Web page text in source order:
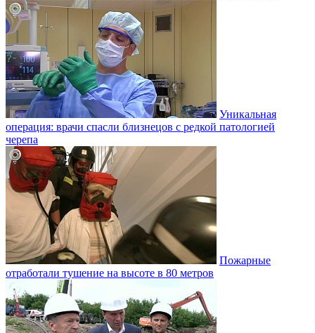
Уникальная
операция: врачи спасли близнецов с редкой патологией
черепа
Пожарные
отработали тушение на высоте в 80 метров